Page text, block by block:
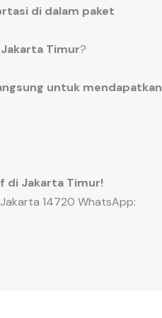
di dalam paket
Jakarta Timur?
untuk mendapatkan
di Jakarta Timur!
Jakarta 14720 WhatsApp: